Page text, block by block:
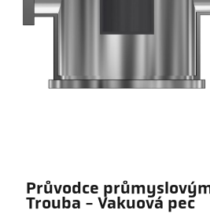
Průvodce
Trouba - Vakuová pec